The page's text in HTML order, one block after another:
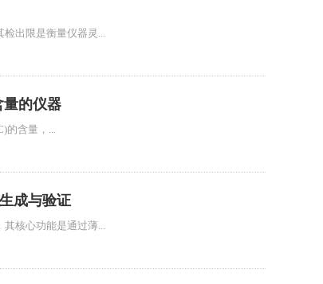
出限是衡量仪器灵...
的仪器
的含量，...
成与验证
核心功能是通过薄...